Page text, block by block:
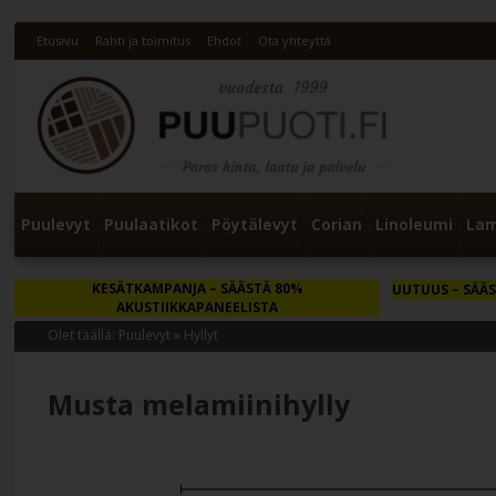
Etusivu Rahti ja toimitus Ehdot Ota yhteyttä
Puulevyt Puulaatikot Pöytälevyt Corian Linoleumi
KESÄTKAMPANJA– SÄÄSTÄ 80%
AKUSTIIKKAPANEELISTA
UUTUUS–
Olet täällä: Puulevyt » Hyllyt
Musta melamiinihylly